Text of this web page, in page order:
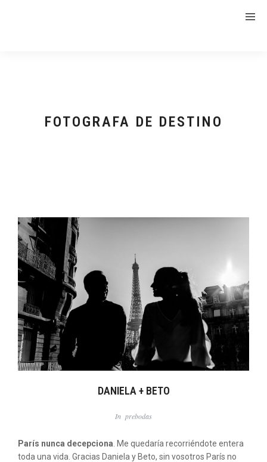
FOTOGRAFA DE DESTINO
DANIELA + BETO
In prebodas
París nunca decepciona . Me quedaría recorriéndote entera
toda una vida. Gracias Daniela y Beto, sin vosotros París no